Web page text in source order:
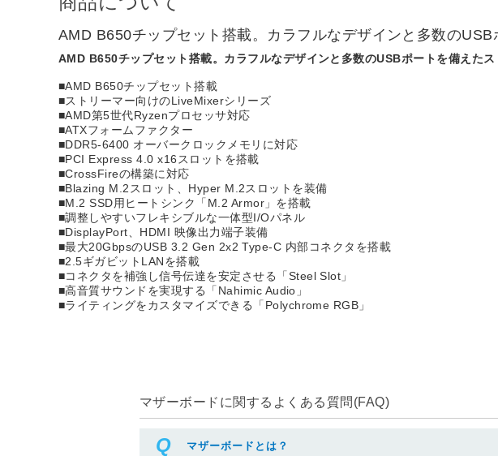
AMD B650チップセット搭載。カラフルなデザインと多数の
AMD B650チップセット搭載。カラフルなデザインと多数のUSBポートを備えた
■AMD B650チップセット搭載
■ストリーマー向けのLiveMixerシリーズ
■AMD第5世代Ryzenプロセッサ対応
■ATXフォームファクター
■DDR5-6400 オーバークロックメモリに対応
■PCI Express 4.0 x16スロットを搭載
■CrossFireの構築に対応
■Blazing M.2スロット、Hyper M.2スロットを装備
■M.2 SSD用ヒートシンク「M.2 Armor」を搭載
■調整しやすいフレキシブルな一体型I/Oパネル
■DisplayPort、HDMI 映像出力端子装備
■最大20GbpsのUSB 3.2 Gen 2x2 Type-C 内部コネクタを搭載
■2.5ギガビットLANを搭載
■コネクタを補強し信号伝達を安定させる「Steel Slot」
■高音質サウンドを実現する「Nahimic Audio」
■ライティングをカスタマイズできる「Polychrome RGB」
マザーボードに関するよくある質問(FAQ)
マザーボードとは？